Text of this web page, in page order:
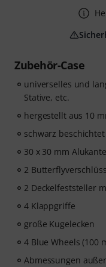
Zubehör-Case
universelles und
Stative, etc.
hergestellt aus 10
schwarz beschichtet
30 x 30 mm
2
2 Deckelfeststeller
4 Klappgriffe
große Kugelecken
4 Blue Wheels (100
Abmessungen